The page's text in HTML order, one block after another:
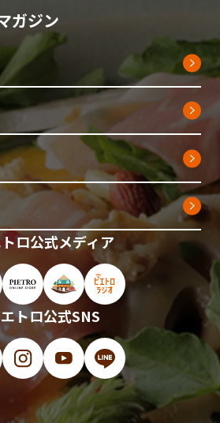
ガジン
ロ公式メディア
トロ公式サイト（新しいウィンドウで
ピエトロオンラインストア（新しい
ピエトロホームタウン（新
ピエトロラジオ（新
トロ公式SNS
しいウィンドウで開きます）
Instagram（新しいウィンドウで開
YouTube（新しいウィンド
LINE（新しいウィン